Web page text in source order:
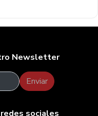
Newsletter
Enviar
sociales